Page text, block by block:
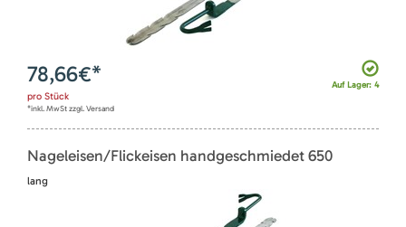
Auf Lager: 4
78,66€*
pro Stück
*inkl. MwSt zzgl. Versand
Nageleisen/Flickeisen handgeschmiedet 650
lang